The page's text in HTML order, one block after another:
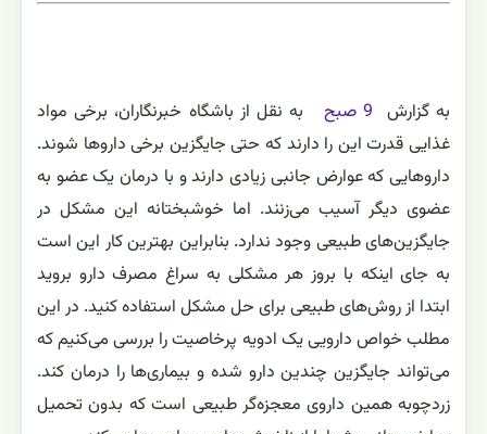
به گزارش 9 صبح به نقل از باشگاه خبرنگاران، برخی مواد
غذایی قدرت این را دارند که حتی جایگزین برخی داروها شوند.
داروهایی که عوارض جانبی زیادی دارند و با درمان یک عضو به
عضوی دیگر آسیب می‌زنند. اما خوشبختانه این مشکل در
جایگزین‌های طبیعی وجود ندارد. بنابراین بهترین کار این است
به جای اینکه با بروز هر مشکلی به سراغ مصرف دارو بروید
ابتدا از روش‌های طبیعی برای حل مشکل استفاده کنید. در این
مطلب خواص دارویی یک ادویه پرخاصیت را بررسی می‌کنیم که
می‌تواند جایگزین چندین دارو شده و بیماری‌ها را درمان کند.
زردچوبه همین داروی معجزه‌گر طبیعی است که بدون تحمیل